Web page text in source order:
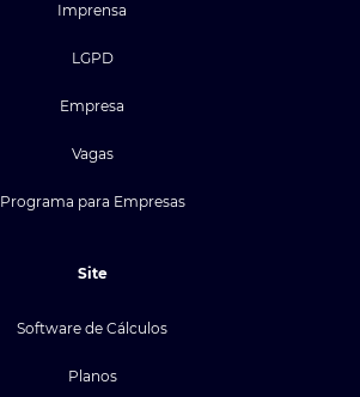
Imprensa
LGPD
Empresa
Vagas
Programa para Empresas
Site
Software de Cálculos
Planos